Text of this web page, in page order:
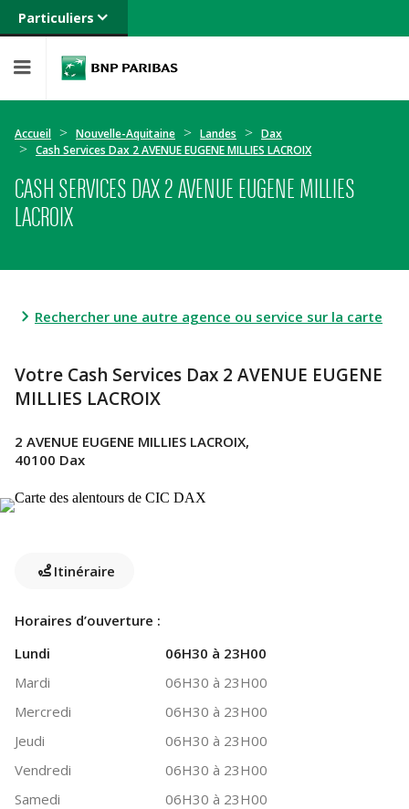
Particuliers
Banque privée
Entreprises
Accueil Nouvelle-Aquitaine Landes
Dax
Cash Services Dax 2 AVENUE EUGENE MILLIES LACROIX
CASH SERVICES DAX 2 AVENUE EUGENE MILLIES
LACROIX
Rechercher une autre agence ou service sur la carte
Votre Cash Services Dax 2 AVENUE EUGENE
MILLIES LACROIX
2 AVENUE EUGENE MILLIES LACROIX,
40100 Dax
Itinéraire
Horaires d’ouverture :
Lundi
06H30 à 23H00
Mardi
06H30 à 23H00
Mercredi
06H30 à 23H00
Jeudi
06H30 à 23H00
Vendredi
06H30 à 23H00
Samedi
06H30 à 23H00